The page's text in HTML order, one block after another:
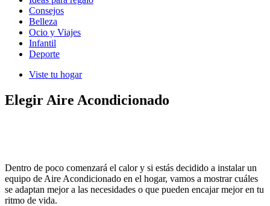
Consejos
Belleza
Ocio y Viajes
Infantil
Deporte
Viste tu hogar
Elegir Aire Acondicionado
Dentro de poco comenzará el calor y si estás decidido a instalar un
equipo de Aire Acondicionado en el hogar, vamos a mostrar cuáles
se adaptan mejor a las necesidades o que pueden encajar mejor en tu
ritmo de vida.